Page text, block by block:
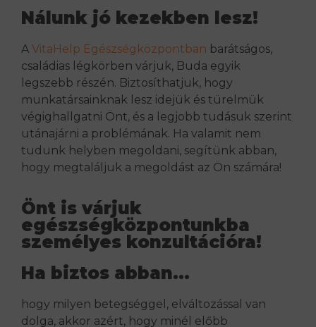
Nálunk jó kezekben lesz!
A VitaHelp Egészségközpontban barátságos,
családias légkörben várjuk, Buda egyik
legszebb részén. Biztosíthatjuk, hogy
munkatársainknak lesz idejük és türelmük
végighallgatni Önt, és a legjobb tudásuk szerint
utánajárni a problémának. Ha valamit nem
tudunk helyben megoldani, segítünk abban,
hogy megtaláljuk a megoldást az Ön számára!
Önt is várjuk
egészségközpontunkba
személyes konzultációra!
Ha biztos abban…
hogy milyen betegséggel, elváltozással van
dolga, akkor azért, hogy minél előbb